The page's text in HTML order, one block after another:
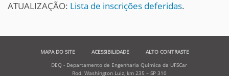
ATUALIZAÇÃO: Lista de inscrições deferidas.
MAPA DO SITE ACESSIBILIDADE
ALTO CONTRASTE
DEQ - Departamento de Engenharia Química da UFSCar
Rod. Washington Luiz, km 235 – SP 310